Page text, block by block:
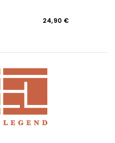
24,90 €